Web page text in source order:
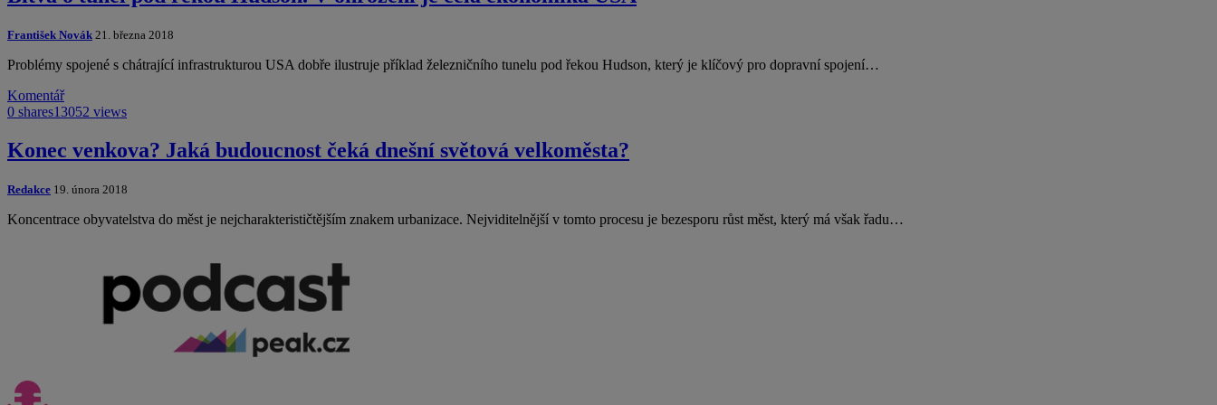
František Novák 21. března 2018
Problémy spojené s chátrající infrastrukturou USA dobře ilustruje příklad železničního tunelu pod řekou Hudson, který je klíčový pro dopravní spojení…
Komentář
0 shares13052 views
Konec venkova? Jaká budoucnost čeká dnešní světová velkoměsta?
Redakce 19. února 2018
Koncentrace obyvatelstva do měst je nejcharakterističtějším znakem urbanizace. Nejviditelnější v tomto procesu je bezesporu růst měst, který má však řadu…